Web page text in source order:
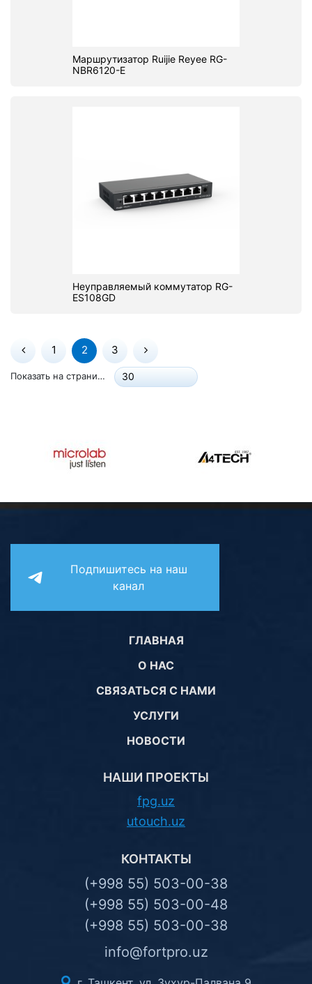
Маршрутизатор Ruijie Reyee RG-
NBR6120-E
Неуправляемый коммутатор RG-
ES108GD
1 2 3
Показать на странице: 30
Подпишитесь на наш
канал
ГЛАВНАЯ
О НАС
СВЯЗАТЬСЯ С НАМИ
УСЛУГИ
НОВОСТИ
НАШИ ПРОЕКТЫ
fpg.uz
utouch.uz
КОНТАКТЫ
(+998 55) 503-00-38
(+998 55) 503-00-48
(+998 55) 503-00-38
info@fortpro.uz